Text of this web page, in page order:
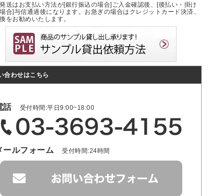
送はお支払い方法が[銀行振込の場合]ご入金確認後、[後払い・掛け
合]与信通過後になります。お急ぎの場合はクレジットカード決済、
をお勧めいたします。
合わせはこちら
話 受付時間:平日9:00~18:00
ールフォーム 受付時間:24時間